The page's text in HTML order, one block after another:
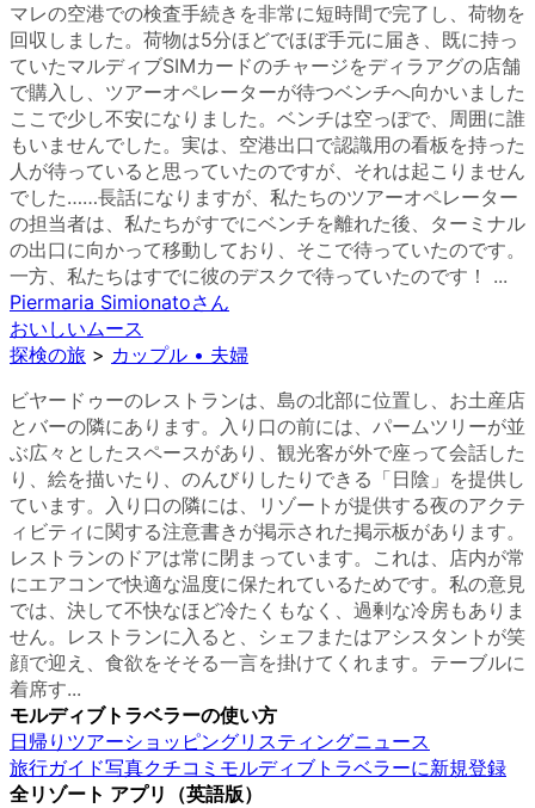
マレの空港での検査手続きを非常に短時間で完了し、荷物を
回収しました。荷物は5分ほどでほぼ手元に届き、既に持っ
ていたマルディブSIMカードのチャージをディラアグの店舗
で購入し、ツアーオペレーターが待つベンチへ向かいました
ここで少し不安になりました。ベンチは空っぽで、周囲に誰
もいませんでした。実は、空港出口で認識用の看板を持った
人が待っていると思っていたのですが、それは起こりません
でした……長話になりますが、私たちのツアーオペレーター
の担当者は、私たちがすでにベンチを離れた後、ターミナル
の出口に向かって移動しており、そこで待っていたのです。
一方、私たちはすでに彼のデスクで待っていたのです！ ...
Piermaria Simionatoさん
おいしいムース
探検の旅 > カップル • 夫婦
ビヤードゥーのレストランは、島の北部に位置し、お土産店
とバーの隣にあります。入り口の前には、パームツリーが並
ぶ広々としたスペースがあり、観光客が外で座って会話した
り、絵を描いたり、のんびりしたりできる「日陰」を提供し
ています。入り口の隣には、リゾートが提供する夜のアクテ
ィビティに関する注意書きが掲示された掲示板があります。
レストランのドアは常に閉まっています。これは、店内が常
にエアコンで快適な温度に保たれているためです。私の意見
では、決して不快なほど冷たくもなく、過剰な冷房もありま
せん。レストランに入ると、シェフまたはアシスタントが笑
顔で迎え、食欲をそそる一言を掛けてくれます。テーブルに
着席す...
モルディブトラベラーの使い方
日帰りツアーショッピングリスティングニュース
旅行ガイド写真クチコミ モルディブトラベラーに新規登録
全リゾート アプリ（英語版）